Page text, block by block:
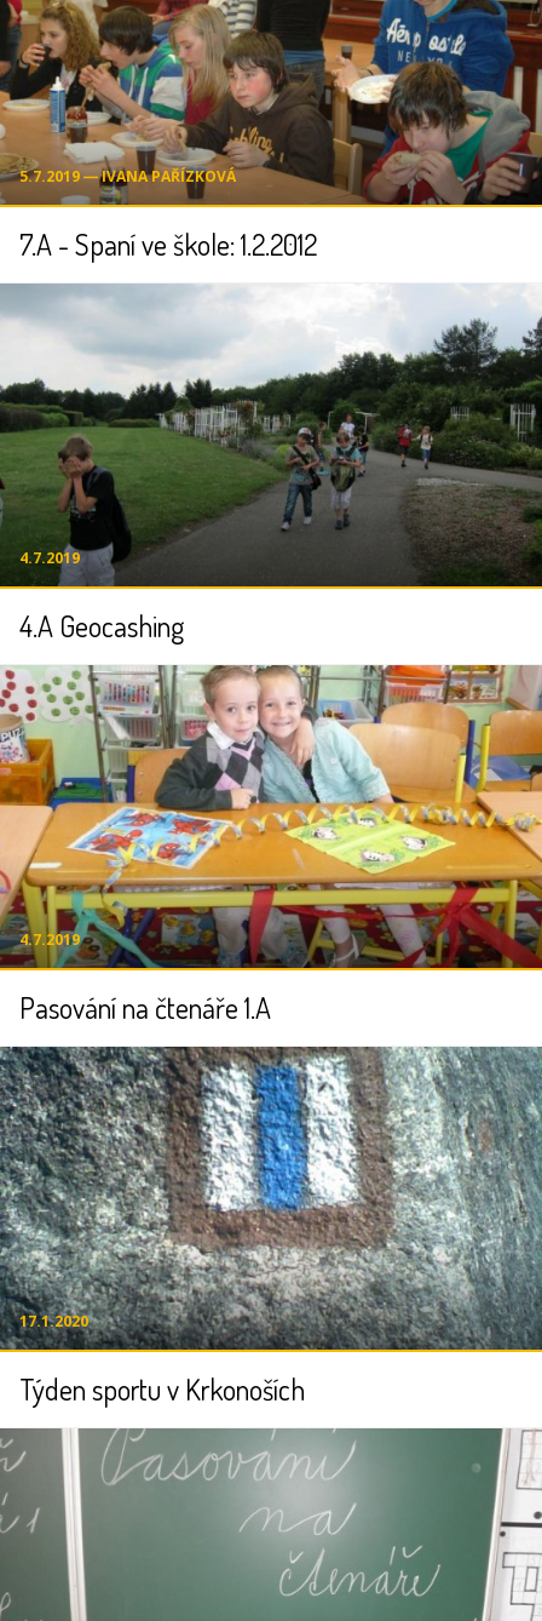
5.7.2019 ― IVANA PAŘÍZKOVÁ
7.A - Spaní ve škole: 1.2.2012
4.7.2019
4.A Geocashing
4.7.2019
Pasování na čtenáře 1.A
17.1.2020
Týden sportu v Krkonoších